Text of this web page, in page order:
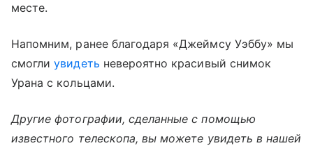
месте.
Напомним, ранее благодаря «Джеймсу Уэббу» мы
смоглиувидеть невероятно красивый снимок
Урана с кольцами.
Другие фотографии, сделанные с помощью
известного телескопа, вы можете увидеть в нашей